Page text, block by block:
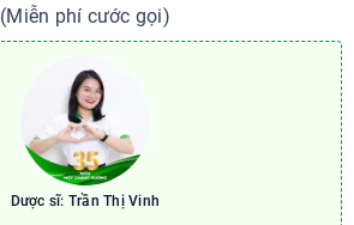
(Miễn phí cước gọi)
Dược sĩ: Trần Thị Vinh